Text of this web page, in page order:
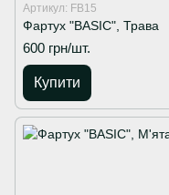
Артикул: FB15
Фартух "BASIC", Трава
600 грн/шт.
Купити